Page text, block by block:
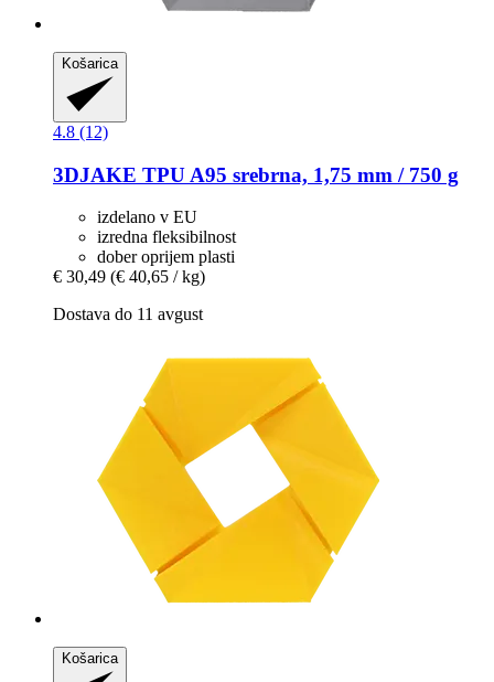
Košarica
4.8 (12)
3DJAKE TPU A95 srebrna, 1,75 mm / 750 g
izdelano v EU
izredna fleksibilnost
dober oprijem plasti
€ 30,49 (€ 40,65 / kg)
Dostava do 11 avgust
Košarica